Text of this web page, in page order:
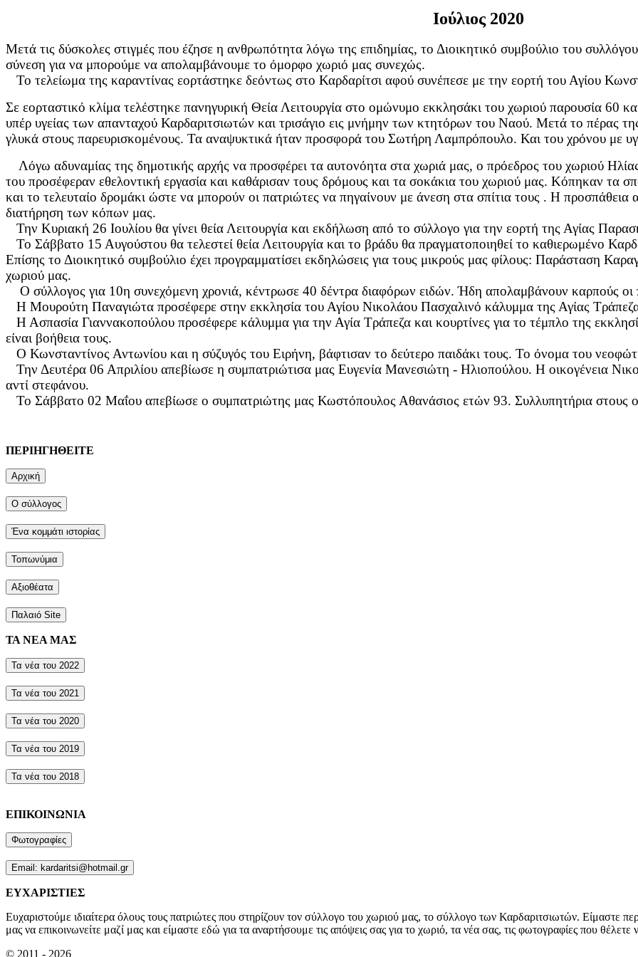
Ιούλιος 2020
Μετά τις δύσκολες στιγμές που έζησε η ανθρωπότητα λόγω της επιδημίας, το Διοικητικό συμβούλιο του
σύνεση για να μπορούμε να απολαμβάνουμε το όμορφο χωριό μας συνεχώς.
Το τελείωμα της καραντίνας εορτάστηκε δεόντως στο Καρδαρίτσι αφού συνέπεσε με την εορτή του Αγίου
Σε εορταστικό κλίμα τελέστηκε πανηγυρική Θεία Λειτουργία στο ομώνυμο εκκλησάκι του χωριού παρουσία 60
υπέρ υγείας των απανταχού Καρδαριτσιωτών και τρισάγιο εις μνήμην των κτητόρων του Ναού. Μετά το πέρας
γλυκά στους παρευρισκομένους. Τα αναψυκτικά ήταν προσφορά του Σωτήρη Λαμπρόπουλο. Και του χρόνου με
Λόγω αδυναμίας της δημοτικής αρχής να προσφέρει τα αυτονόητα στα χωριά μας, ο πρόεδρος του χωριού
του προσέφεραν εθελοντική εργασία και καθάρισαν τους δρόμους και τα σοκάκια του χωριού μας. Κόπηκαν τα
και το τελευταίο δρομάκι ώστε να μπορούν οι πατριώτες να πηγαίνουν με άνεση στα σπίτια τους . Η προσπάθεια
διατήρηση των κόπων μας.
Την Κυριακή 26 Ιουλίου θα γίνει θεία Λειτουργία και εκδήλωση από το σύλλογο για την εορτή της Αγίας
Το Σάββατο 15 Αυγούστου θα τελεστεί θεία Λειτουργία και το βράδυ θα πραγματοποιηθεί το καθιερωμένο
Επίσης το Διοικητικό συμβούλιο έχει προγραμματίσει εκδηλώσεις για τους μικρούς μας φίλους: Παράσταση
χωριού μας.
Ο σύλλογος για 10η συνεχόμενη χρονιά, κέντρωσε 40 δέντρα διαφόρων ειδών. Ήδη απολαμβάνουν καρπούς οι
Η Μουρούτη Παναγιώτα προσέφερε στην εκκλησία του Αγίου Νικολάου Πασχαλινό κάλυμμα της Αγίας
Η Ασπασία Γιαννακοπούλου προσέφερε κάλυμμα για την Αγία Τράπεζα και κουρτίνες για το τέμπλο της
είναι βοήθεια τους.
Ο Κωνσταντίνος Αντωνίου και η σύζυγός του Ειρήνη, βάφτισαν το δεύτερο παιδάκι τους. Το όνομα του
Την Δευτέρα 06 Απριλίου απεβίωσε η συμπατριώτισα μας Ευγενία Μανεσιώτη - Ηλιοπούλου. Η οικογένεια
αντί στεφάνου.
Το Σάββατο 02 Μαΐου απεβίωσε ο συμπατριώτης μας Κωστόπουλος Αθανάσιος ετών 93. Συλλυπητήρια στους
ΠΕΡΙΗΓΗΘΕΙΤΕ
Αρχική
Ο σύλλογος
Ένα κομμάτι ιστορίας
Τοπωνύμια
Αξιοθέατα
Παλαιό Site
ΤΑ ΝΕΑ ΜΑΣ
Τα νέα του 2022
Τα νέα του 2021
Τα νέα του 2020
Τα νέα του 2019
Τα νέα του 2018
ΕΠΙΚΟΙΝΩΝΙΑ
Φωτογραφίες
Email: kardaritsi@hotmail.gr
ΕΥΧΑΡΙΣΤΙΕΣ
Ευχαριστούμε ιδιαίτερα όλους τους πατριώτες που στηρίζουν τον σύλλογο του χωριού μας, το σύλλογο των Καρδαριτσιωτών. Είμαστε
μας να επικοινωνείτε μαζί μας και είμαστε εδώ για τα αναρτήσουμε τις απόψεις σας για το χωριό, τα νέα σας, τις φωτογραφίες που
© 2011 - 2026